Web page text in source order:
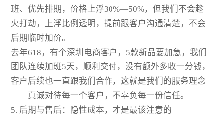
班、优先排期，价格上浮30%—50%，但我们不会趁
火打劫，上浮比例透明，提前跟客户沟通清楚，不会
后期临时加价。
去年618，有个深圳电商客户，5款新品要加急，我们
团队连续加班5天，顺利交付，没有额外多收一分钱，
客户后续也一直跟我们合作，这就是我们的服务理念
——真诚对待每一个客户，不辜负每一份信任。
5. 后期与售后：隐性成本，才是最该注意的